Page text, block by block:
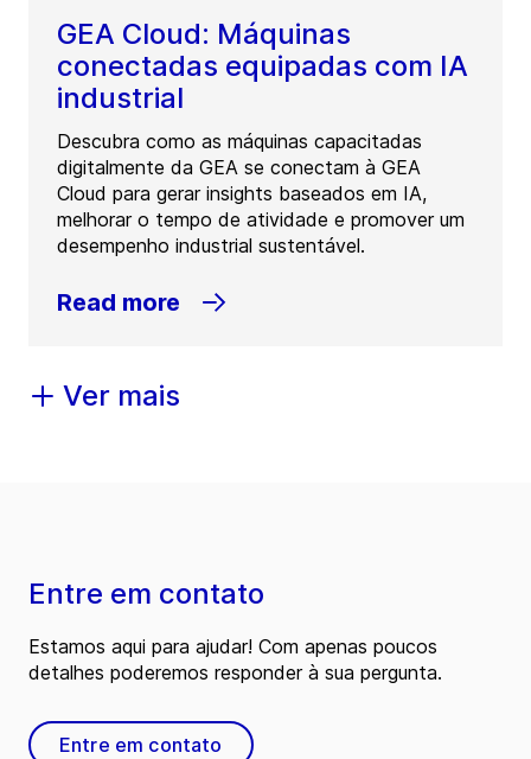
GEA Cloud: Máquinas
conectadas equipadas com IA
industrial
Descubra como as máquinas capacitadas
digitalmente da GEA se conectam à GEA
Cloud para gerar insights baseados em IA,
melhorar o tempo de atividade e promover um
desempenho industrial sustentável.
Read more
Ver mais
Entre em contato
Estamos aqui para ajudar! Com apenas poucos
detalhes poderemos responder à sua pergunta.
Entre em contato